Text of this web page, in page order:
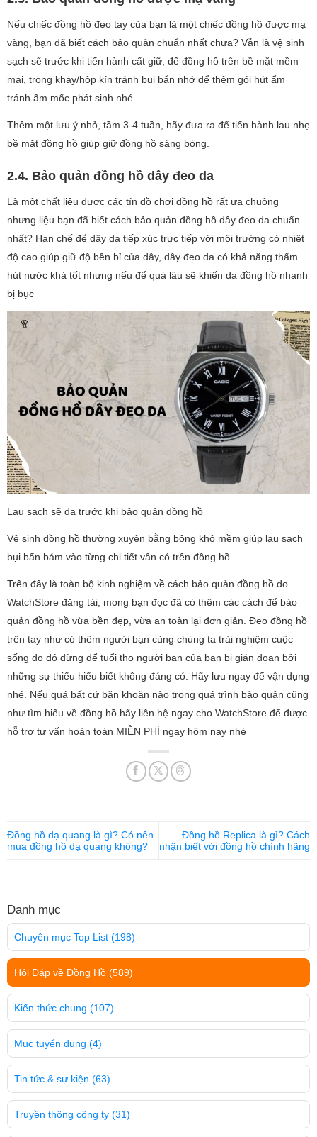
Nếu chiếc đồng hồ đeo tay của bạn là một chiếc đồng hồ được mạ
vàng, bạn đã biết cách bảo quản chuẩn nhất chưa? Vẫn là vệ sinh
sạch sẽ trước khi tiến hành cất giữ, để đồng hồ trên bề mặt mềm
mại, trong khay/hộp kín tránh bụi bẩn nhớ để thêm gói hút ẩm
tránh ẩm mốc phát sinh nhé.
Thêm một lưu ý nhỏ, tầm 3-4 tuần, hãy đưa ra để tiến hành lau nhẹ
bề mặt đồng hồ giúp giữ đồng hồ sáng bóng.
2.4. Bảo quản đồng hồ dây đeo da
Là một chất liệu được các tín đồ chơi đồng hồ rất ưa chuộng
nhưng liệu bạn đã biết cách bảo quản đồng hồ dây đeo da chuẩn
nhất? Hạn chế để dây da tiếp xúc trực tiếp với môi trường có nhiệt
độ cao giúp giữ độ bền bỉ của dây, dây đeo da có khả năng thấm
hút nước khá tốt nhưng nếu để quá lâu sẽ khiến da đồng hồ nhanh
bị bục
Lau sạch sẽ da trước khi bảo quản đồng hồ
Vệ sinh đồng hồ thường xuyên bằng bông khô mềm giúp lau sạch
bụi bẩn bám vào từng chi tiết vân có trên đồng hồ.
Trên đây là toàn bộ kinh nghiệm về cách bảo quản đồng hồ do
WatchStore đăng tải, mong bạn đọc đã có thêm các cách để bảo
quản đồng hồ vừa bền đẹp, vừa an toàn lại đơn giản. Đeo đồng hồ
trên tay như có thêm người bạn cùng chúng ta trải nghiệm cuộc
sống do đó đừng để tuổi thọ người bạn của bạn bị gián đoạn bởi
những sự thiếu hiểu biết không đáng có. Hãy lưu ngay để vận dụng
nhé. Nếu quá bất cứ băn khoăn nào trong quá trình bảo quản cũng
như tìm hiểu về đồng hồ hãy liên hệ ngay cho WatchStore để được
hỗ trợ tư vấn hoàn toàn MIỄN PHÍ ngay hôm nay nhé
Đồng hồ dạ quang là gì? Có nên
mua đồng hồ dạ quang không?
Đồng hồ Replica là gì? Cách
nhận biết với đồng hồ chính hãng
Danh mục
Chuyên mục Top List (198)
Hỏi Đáp về Đồng Hồ (589)
Kiến thức chung (107)
Mục tuyển dụng (4)
Tin tức & sự kiện (63)
Truyền thông công ty (31)